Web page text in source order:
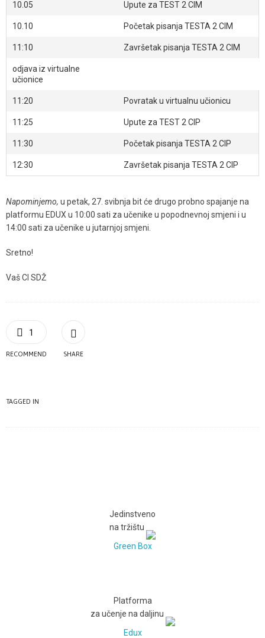
10.05 Upute za TEST 2 CIM
10.10 Početak pisanja TESTA 2 CIM
11:10 Završetak pisanja TESTA 2 CIM
odjava iz virtualne
učionice
11:20 Povratak u virtualnu učionicu
11:25 Upute za TEST 2 CIP
11:30 Početak pisanja TESTA 2 CIP
12:30 Završetak pisanja TESTA 2 CIP
Napominjemo, u petak, 27. svibnja bit će drugo probno spajanje na
platformu EDUX u 10:00 sati za učenike u popodnevnoj smjeni i u
14:00 sati za učenike u jutarnjoj smjeni.
Sretno!
Vaš CI SDŽ
1
RECOMMEND SHARE
TAGGED IN
Jedinstveno
na tržištu
Green Box
Platforma
za učenje na daljinu
Edux